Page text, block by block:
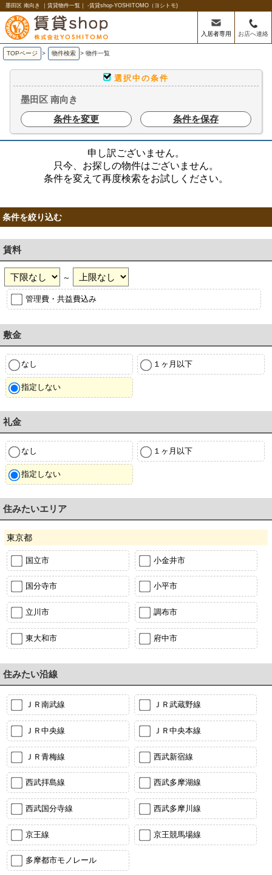
墨田区 南向き ｜賃貸物件一覧｜ -賃貸shop-YOSHITOMO（ヨシトモ)
入居者専用 お店へ連絡
TOPページ > 物件検索 > 物件一覧
選択中の条件
墨田区 南向き
条件を変更
条件を保存
申し訳ございません。
只今、お探しの物件はございません。
条件を変えて再度検索をお試しください。
条件を絞り込む
賃料
～
管理費・共益費込み
敷金
なし １ヶ月以下
指定しない
礼金
なし １ヶ月以下
指定しない
住みたいエリア
東京都
国立市 小金井市
国分寺市 小平市
立川市 調布市
東大和市 府中市
住みたい沿線
ＪＲ南武線 ＪＲ武蔵野線
ＪＲ中央線 ＪＲ中央本線
ＪＲ青梅線 西武新宿線
西武拝島線 西武多摩湖線
西武国分寺線 西武多摩川線
京王線 京王競馬場線
多摩都市モノレール